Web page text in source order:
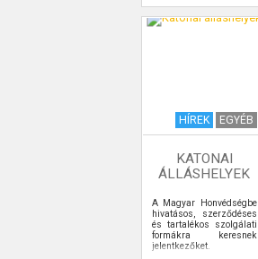
HÍREK EGYÉB
KATONAI
ÁLLÁSHELYEK
A Magyar Honvédségbe
hivatásos, szerződéses
és tartalékos szolgálati
formákra keresnek
jelentkezőket.